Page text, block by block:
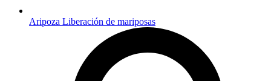
Aripoza Liberación de mariposas